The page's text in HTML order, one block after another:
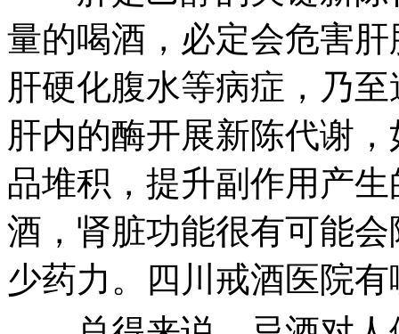
量的喝酒，必定会危害
肝硬化腹水等病症，乃
肝内的酶开展新陈代谢
品堆积，提升副作用产
酒，肾脏功能很有可能
少药力。四川戒酒医院有